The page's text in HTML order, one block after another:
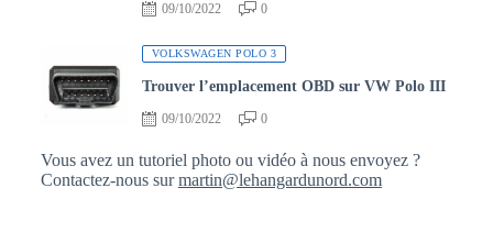
09/10/2022 0
VOLKSWAGEN POLO 3
Trouver l’emplacement OBD sur VW Polo III
09/10/2022 0
Vous avez un tutoriel photo ou vidéo à nous envoyez ?
Contactez-nous surmartin@lehangardunord.com